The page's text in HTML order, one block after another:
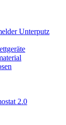
Unterputz
2.0